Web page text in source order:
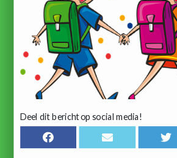
Deel dit bericht op social media!